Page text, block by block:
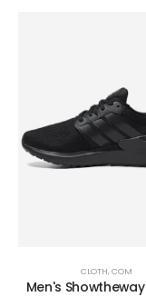
CLOTH,WATCHES
New Balance